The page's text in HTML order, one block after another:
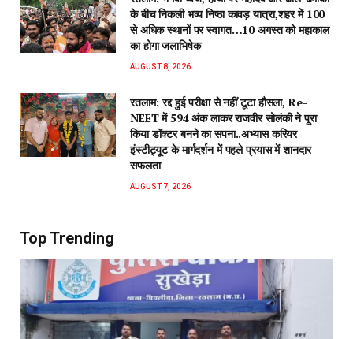
के बीच निकली भव्य निष्ठा कावड़ यात्रा,शहर में 100
से अधिक स्थानों पर स्वागत…10 अगस्त को महाकाल
का होगा जलाभिषेक
AUGUST 8, 2026
रतलाम: रद्द हुई परीक्षा से नहीं टूटा हौसला, Re-
NEET में 594 अंक लाकर राजवीर सोलंकी ने पूरा
किया डॉक्टर बनने का सपना..अभ्यास करियर
इंस्टीट्यूट के मार्गदर्शन में पहले प्रयास में शानदार
सफलता
AUGUST 7, 2026
Top Trending